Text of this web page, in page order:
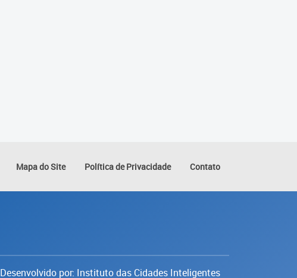
Mapa do Site Política de Privacidade Contato
Desenvolvido por: Instituto das Cidades Inteligentes